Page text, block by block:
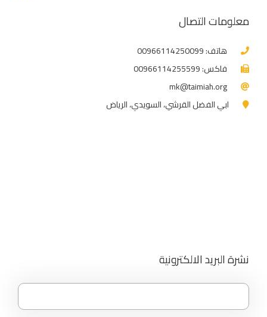
معلومات التصال
هاتف: 00966114250099
فاكس: 00966114255599
mk@taimiah.org
ابي الفضل القرشي، السويدي، الرياض
نشرة البريد الالكترونية